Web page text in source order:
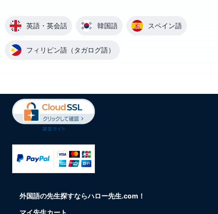
英語・英会話 韓国語 スペイン語
フィリピン語（タガログ語）
外国語の先生探すならハロー先生.com！
マイ先生カート